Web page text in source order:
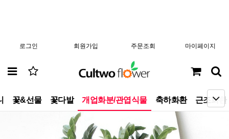
로그인 회원가입 주문조회 마이페이지
꽃&선물 꽃다발 개업화분/관엽식물 축하화환 근조화환